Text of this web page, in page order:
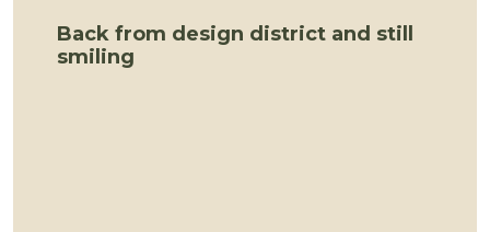
Back from design district and still
smiling